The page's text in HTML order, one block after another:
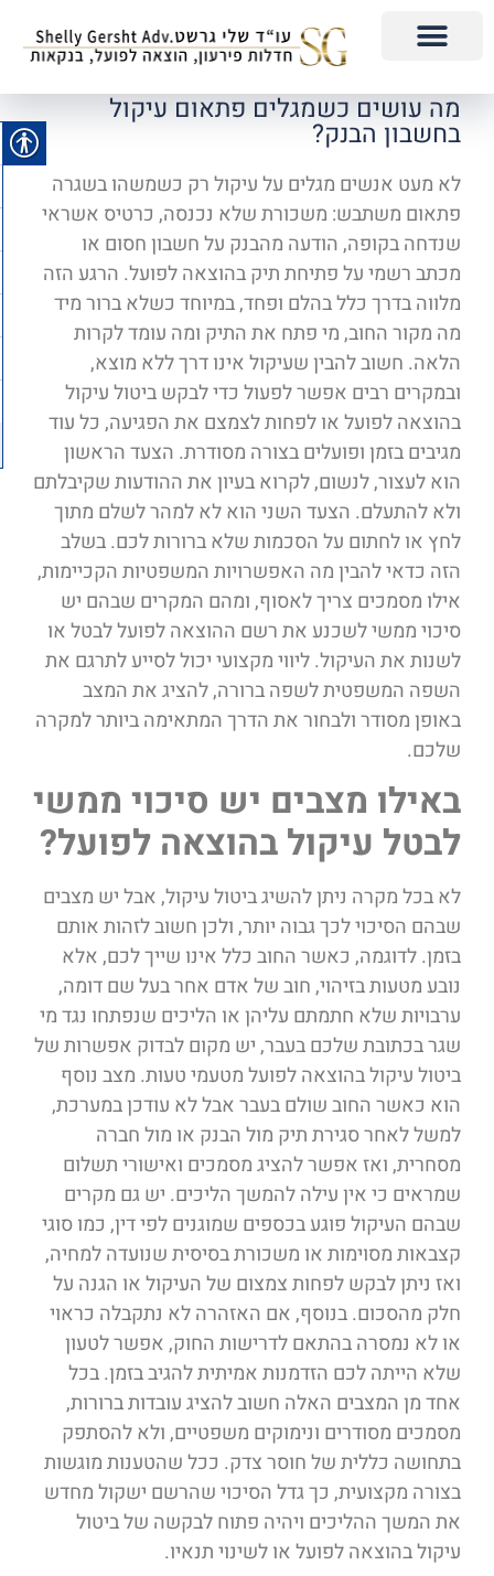
מה עושים כשמגלים פתאום עיקול
בחשבון הבנק?
לא מעט אנשים מגלים על עיקול רק כשמשהו בשגרה
פתאום משתבש: משכורת שלא נכנסה, כרטיס אשראי
שנדחה בקופה, הודעה מהבנק על חשבון חסום או
מכתב רשמי על פתיחת תיק בהוצאה לפועל. הרגע הזה
מלווה בדרך כלל בהלם ופחד, במיוחד כשלא ברור מיד
מה מקור החוב, מי פתח את התיק ומה עומד לקרות
הלאה. חשוב להבין שעיקול אינו דרך ללא מוצא,
ובמקרים רבים אפשר לפעול כדי לבקש ביטול עיקול
בהוצאה לפועל או לפחות לצמצם את הפגיעה, כל עוד
מגיבים בזמן ופועלים בצורה מסודרת. הצעד הראשון
הוא לעצור, לנשום, לקרוא בעיון את ההודעות שקיבלתם
ולא להתעלם. הצעד השני הוא לא למהר לשלם מתוך
לחץ או לחתום על הסכמות שלא ברורות לכם. בשלב
הזה כדאי להבין מה האפשרויות המשפטיות הקכיימות,
אילו מסמכים צריך לאסוף, ומהם המקרים שבהם יש
סיכוי ממשי לשכנע את רשם ההוצאה לפועל לבטל או
לשנות את העיקול. ליווי מקצועי יכול לסייע לתרגם את
השפה המשפטית לשפה ברורה, להציג את המצב
באופן מסודר ולבחור את הדרך המתאימה ביותר למקרה
שלכם.
באילו מצבים יש סיכוי ממשי
לבטל עיקול בהוצאה לפועל?
לא בכל מקרה ניתן להשיג ביטול עיקול, אבל יש מצבים
שבהם הסיכוי לכך גבוה יותר, ולכן חשוב לזהות אותם
בזמן. לדוגמה, כאשר החוב כלל אינו שייך לכם, אלא
נובע מטעות בזיהוי, חוב של אדם אחר בעל שם דומה,
ערבויות שלא חתמתם עליהן או הליכים שנפתחו נגד מי
שגר בכתובת שלכם בעבר, יש מקום לבדוק אפשרות של
ביטול עיקול בהוצאה לפועל מטעמי טעות. מצב נוסף
הוא כאשר החוב שולם בעבר אבל לא עודכן במערכת,
למשל לאחר סגירת תיק מול הבנק או מול חברה
מסחרית, ואז אפשר להציג מסמכים ואישורי תשלום
שמראים כי אין עילה להמשך הליכים. יש גם מקרים
שבהם העיקול פוגע בכספים שמוגנים לפי דין, כמו סוגי
קצבאות מסוימות או משכורת בסיסית שנועדה למחיה,
ואז ניתן לבקש לפחות צמצום של העיקול או הגנה על
חלק מהסכום. בנוסף, אם האזהרה לא נתקבלה כראוי
או לא נמסרה בהתאם לדרישות החוק, אפשר לטעון
שלא הייתה לכם הזדמנות אמיתית להגיב בזמן. בכל
אחד מן המצבים האלה חשוב להציג עובדות ברורות,
מסמכים מסודרים ונימוקים משפטיים, ולא להסתפק
בתחושה כללית של חוסר צדק. ככל שהטענות מוגשות
בצורה מקצועית, כך גדל הסיכוי שהרשם ישקול מחדש
את המשך ההליכים ויהיה פתוח לבקשה של ביטול
עיקול בהוצאה לפועל או לשינוי תנאיו.